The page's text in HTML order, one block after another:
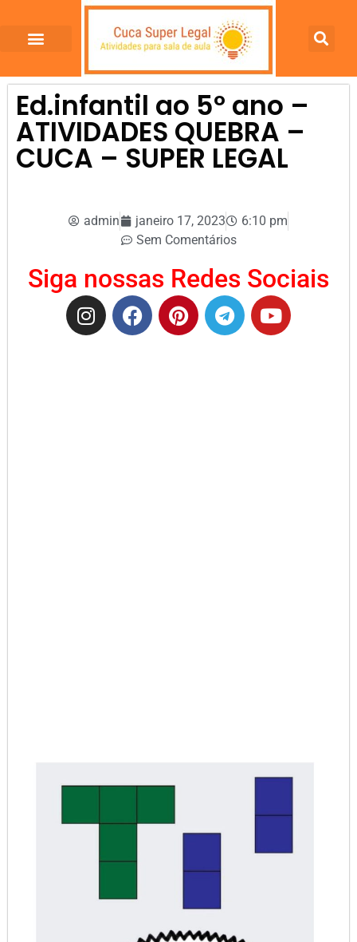
Ed.infantil ao 5º ano –
ATIVIDADES QUEBRA –
CUCA – SUPER LEGAL
admin janeiro 17, 2023
6:10 pm
Sem Comentários
Siga nossas Redes Sociais